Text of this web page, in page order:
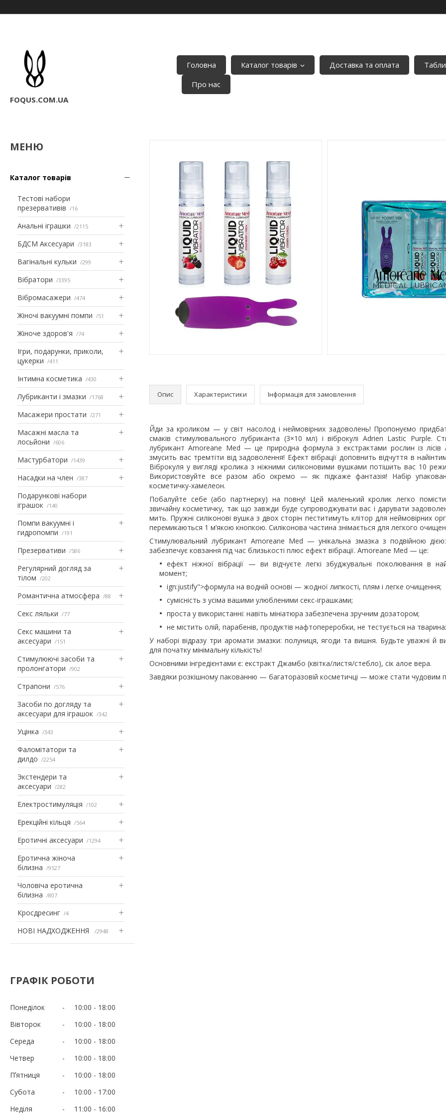
FOQUS.COM.UA
Головна Каталог товарів Доставка та оплата
Про нас
Каталог товарів
Тестові набори
презервативів
16
Анальні іграшки 2115
БДСМ Аксесуари 3183
Вагінальні кульки 299
Вібратори 3395
Вібромасажери 474
Жіночі вакуумні помпи 51
Жіноче здоров'я 74
Ігри, подарунки, приколи,
цукерки
411
Інтимна косметика 430
Лубриканти і змазки 1768
Масажери простати 271
Масажні масла та
лосьйони
606
Мастурбатори 1439
Насадки на член 387
Подарункові набори
іграшок
140
Помпи вакуумні і
гидропомпи
191
Презервативи 586
Регулярний догляд за
тілом
202
Романтична атмосфера 88
Секс ляльки 77
Секс машини та
аксесуари
151
Стимулюючі засоби та
пролонгатори
902
Страпони 576
Засоби по догляду та
аксесуари для іграшок
342
Уцінка 343
Фаломітатори та
дилдо
2254
Экстендери та
аксесуари
282
Електростимуляція 102
Ерекційні кільця 564
Еротичні аксесуари 1294
Еротична жіноча
білизна
9527
Чоловіча еротична
білизна
807
Кросдресинг 4
НОВІ НАДХОДЖЕННЯ 2948
ГРАФІК РОБОТИ
Понеділок 10:00
18:00
Вівторок
10:00
18:00
Середа
10:00
18:00
Четвер
10:00
18:00
Пʼятниця
10:00
18:00
Субота
10:00
17:00
Неділя
11:00 16:00
Опис Характеристики Інформація для замовлення
Йди за кроликом — у світ насолод і неймовірних задоволень! Пропонуємо
смаків стимулювального лубриканта (3×10 мл) і віброкулі Adrien Lastic Purple.
лубрикант Amoreane Med — це природна формула з екстрактами рослин із лісів
змусить вас тремтіти від задоволення! Ефект вібрації доповнить відчуття в
Віброкуля у вигляді кролика з ніжними силіконовими вушками потішить вас 10
Використовуйте все разом або окремо — як підкаже фантазія! Набір
косметичку-хамелеон.
Побалуйте себе (або партнерку) на повну! Цей маленький кролик легко
звичайну косметичку, так що завжди буде супроводжувати вас і дарувати
мить. Пружні силіконові вушка з двох сторін пеститимуть клітор для неймовірних
перемикаються 1 м’якою кнопкою. Силіконова частина знімається для легкого
Стимулювальний лубрикант Amoreane Med — унікальна змазка з подвійною
забезпечує ковзання під час близькості плюс ефект вібрації. Amoreane Med — це:
ефект ніжної вібрації — ви відчуєте легкі збуджувальні поколювання в
момент;
ign:justify">формула на водній основі — жодної липкості, плям і легке очищення;
сумісність з усіма вашими улюбленими секс-іграшками;
проста у використанні: навіть мініатюра забезпечена зручним дозатором;
не містить олій, парабенів, продуктів нафтопереробки, не тестується на
У наборі відразу три аромати змазки: полуниця, ягоди та вишня. Будьте уважні й
для початку мінімальну кількість!
Основними інгредієнтами є: екстракт Джамбо (квітка/листя/стебло), сік алое вера.
Завдяки розкішному пакованню — багаторазовій косметичці — може стати чудовим